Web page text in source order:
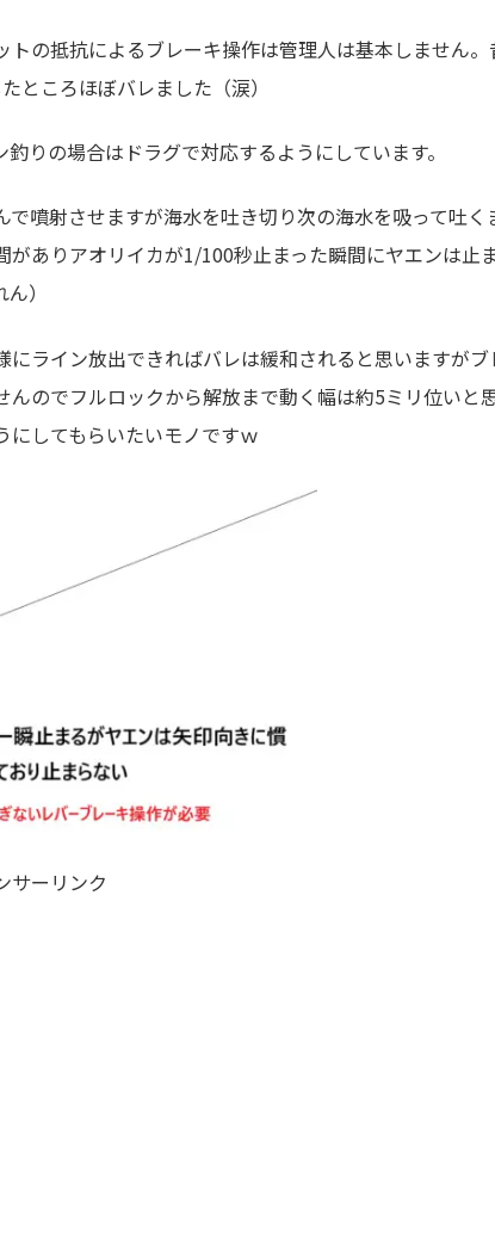
の抵抗によるブレーキ操作は管理人は基本しません。
ところほぼバレました（涙）
りの場合はドラグで対応するようにしています。
噴射させますが海水を吐き切り次の海水を吸って吐く
ありアオリイカが1/100秒止まった瞬間にヤエンは止
）
ライン放出できればバレは緩和されると思いますがブ
のでフルロックから解放まで動く幅は約5ミリ位いと
してもらいたいモノですｗ
サーリンク